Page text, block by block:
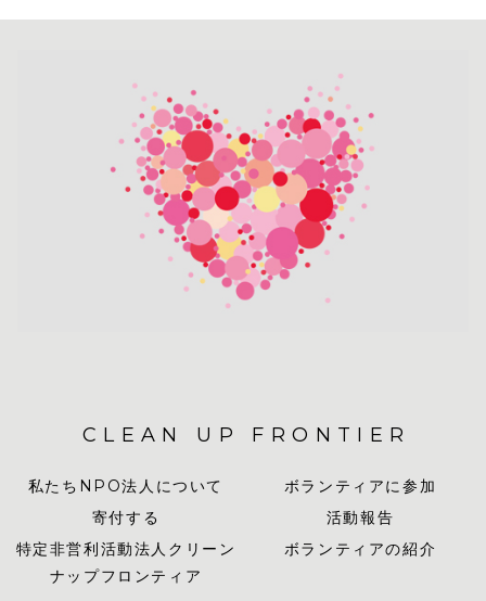
CLEAN UP FRONTIER
私たちNPO法人について
ボランティアに参加
寄付する
活動報告
特定非営利活動法人クリーン
ナップフロンティア
ボランティアの紹介